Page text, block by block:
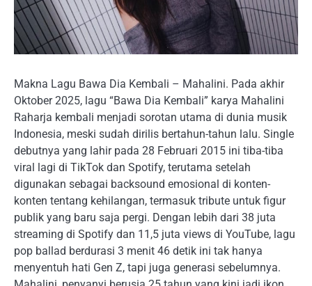
Makna Lagu Bawa Dia Kembali – Mahalini. Pada akhir
Oktober 2025, lagu “Bawa Dia Kembali” karya Mahalini
Raharja kembali menjadi sorotan utama di dunia musik
Indonesia, meski sudah dirilis bertahun-tahun lalu. Single
debutnya yang lahir pada 28 Februari 2015 ini tiba-tiba
viral lagi di TikTok dan Spotify, terutama setelah
digunakan sebagai backsound emosional di konten-
konten tentang kehilangan, termasuk tribute untuk figur
publik yang baru saja pergi. Dengan lebih dari 38 juta
streaming di Spotify dan 11,5 juta views di YouTube, lagu
pop ballad berdurasi 3 menit 46 detik ini tak hanya
menyentuh hati Gen Z, tapi juga generasi sebelumnya.